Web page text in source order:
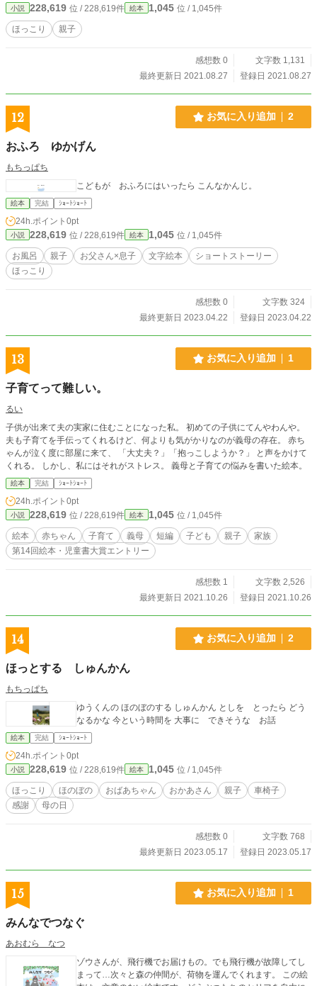
小説 228,619 位 / 228,619件 絵本 1,045 位 / 1,045件
ほっこり 親子
感想数 0
文字数 1,131
最終更新日 2021.08.27
登録日 2021.08.27
12 お気に入り追加 2
おふろ ゆかげん
もちっぱち
こどもが おふろにはいったら こんなかんじ。
絵本 完結 ｼｮｰﾄｼｮｰﾄ
24h.ポイント 0pt
小説 228,619 位 / 228,619件 絵本 1,045 位 / 1,045件
お風呂 親子 お父さん×息子 文字絵本
ショートストーリー
ほっこり
感想数 0
文字数 324
最終更新日 2023.04.22
登録日 2023.04.22
13 お気に入り追加 1
子育てって難しい。
るい
子供が出来て夫の実家に住むことになった私。 初めての子供にてんやわんや。
夫も子育てを手伝ってくれるけど、何よりも気がかりなのが義母の存在。 赤ち
ゃんが泣く度に部屋に来て、 「大丈夫？」「抱っこしようか？」 と声をかけて
くれる。 しかし、私にはそれがストレス。 義母と子育ての悩みを書いた絵本。
絵本 完結 ｼｮｰﾄｼｮｰﾄ
24h.ポイント 0pt
小説 228,619 位 / 228,619件 絵本 1,045 位 / 1,045件
絵本 赤ちゃん 子育て 義母 短編 子ども 親子
家族
第14回絵本・児童書大賞エントリー
感想数 1
文字数 2,526
最終更新日 2021.10.26
登録日 2021.10.26
14 お気に入り追加 2
ほっとする しゅんかん
もちっぱち
ゆうくんの ほのぼのする しゅんかん としを とったら どう
なるかな 今という時間を 大事に できそうな お話
絵本 完結 ｼｮｰﾄｼｮｰﾄ
24h.ポイント 0pt
小説 228,619 位 / 228,619件 絵本 1,045 位 / 1,045件
ほっこり ほのぼの おばあちゃん おかあさん 親子
車椅子
感謝
母の日
感想数 0
文字数 768
最終更新日 2023.05.17
登録日 2023.05.17
15 お気に入り追加 1
みんなでつなぐ
あおむら なつ
ゾウさんが、飛行機でお届けもの。でも飛行機が故障してし
まって…次々と森の仲間が、荷物を運んでくれます。 この絵